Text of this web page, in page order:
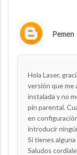
Pemen
Hola Laser,
versión que me
instalada y no
pin parental.
en
introducir
Si tienes
Saludos